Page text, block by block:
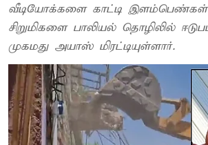
வீடியோக்களை காட்டி இளம்பெண்கள்
சிறுமிகளை பாலியல் தொழிலில்
முகமது அயாஸ் மிரட்டியுள்ளார்.